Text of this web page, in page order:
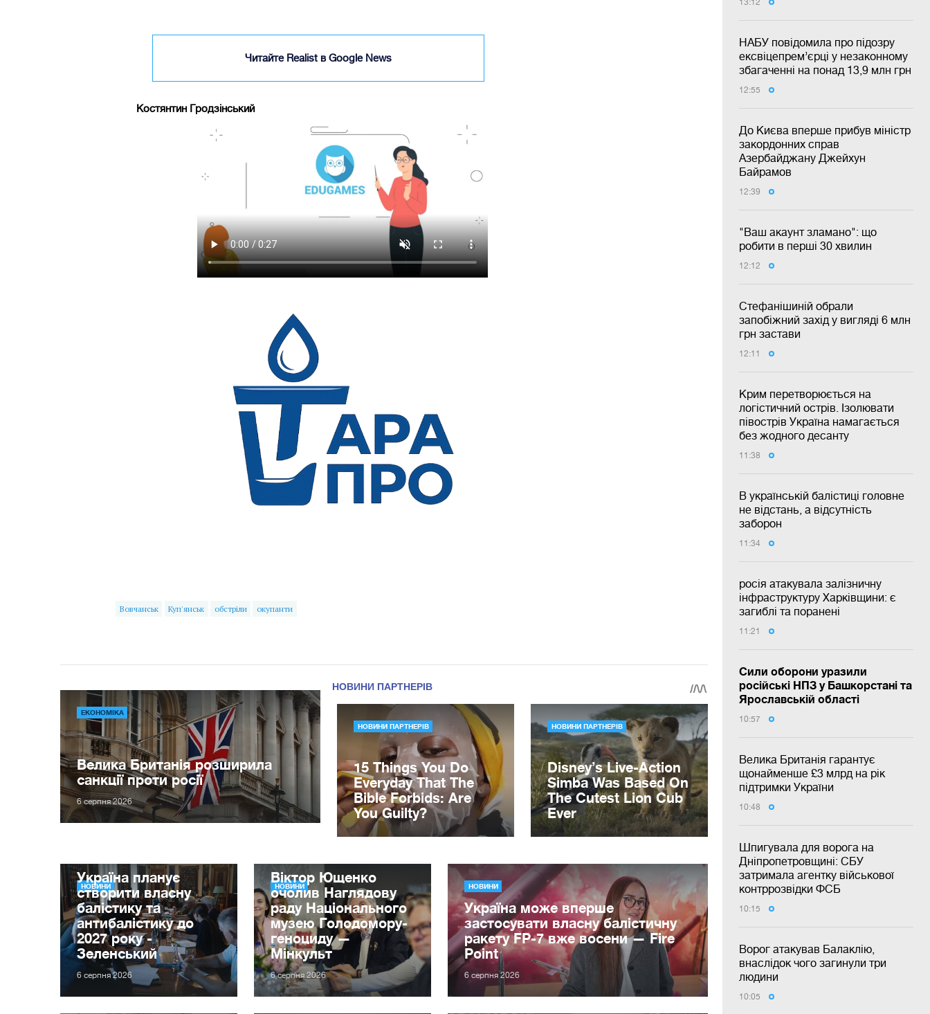
13:12
НАБУ повідомила про підозру
ексвіцепрем’єрці у незаконному
збагаченні на понад 13,9 млн грн
12:55
До Києва вперше прибув міністр
закордонних справ
Азербайджану Джейхун
Байрамов
12:39
"Ваш акаунт зламано": що
робити в перші 30 хвилин
12:12
Стефанішиній обрали
запобіжний захід у вигляді 6 млн
грн застави
12:11
Крим перетворюється на
логістичний острів. Ізолювати
півострів Україна намагається
без жодного десанту
11:38
В українській балістиці головне
не відстань, а відсутність
заборон
11:34
росія атакувала залізничну
інфраструктуру Харківщини: є
загиблі та поранені
11:21
Сили оборони уразили
російські НПЗ у Башкорстані та
Ярославській області
10:57
Велика Британія гарантує
щонайменше £3 млрд на рік
підтримки України
10:48
Шпигувала для ворога на
Дніпропетровщині: СБУ
затримала агентку військової
контррозвідки ФСБ
10:15
Ворог атакував Балаклію,
внаслідок чого загинули три
людини
10:05
Читайте Realist в Google News
Костянтин Гродзінський
Вовчанськ Куп'янськ обстріли окупанти
ЕКОНОМІКА
Велика Британія розширила
санкції проти росії
6 серпня 2026
НОВИНИ
Україна планує
створити власну
балістику та
антибалістику до
2027 року -
Зеленський
6 серпня 2026
НОВИНИ
Віктор Ющенко
очолив Наглядову
раду Національного
музею Голодомору-
геноциду —
Мінкульт
6 серпня 2026
НОВИНИ
Україна може вперше
застосувати власну балістичну
ракету FP-7 вже восени — Fire
Point
6 серпня 2026